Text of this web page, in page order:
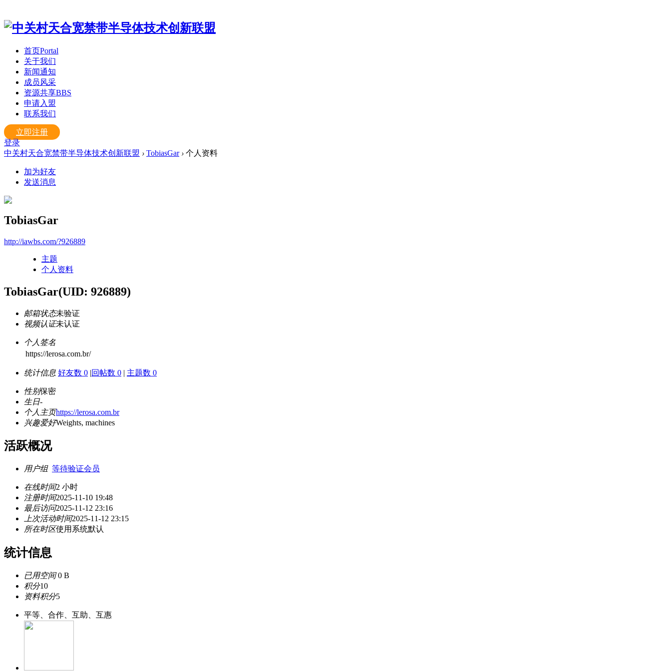
首页Portal
关于我们
新闻通知
成员风采
资源共享BBS
申请入盟
联系我们
立即注册
登录
中关村天合宽禁带半导体技术创新联盟 › TobiasGar › 个人资料
加为好友
发送消息
TobiasGar
http://iawbs.com/?926889
主题
个人资料
TobiasGar(UID: 926889)
邮箱状态未验证
视频认证未认证
个人签名
https://lerosa.com.br/
统计信息 好友数 0 |回帖数 0 | 主题数 0
性别保密
生日-
个人主页https://lerosa.com.br
兴趣爱好Weights, machines
活跃概况
用户组 等待验证会员
在线时间2 小时
注册时间2025-11-10 19:48
最后访问2025-11-12 23:16
上次活动时间2025-11-12 23:15
所在时区使用系统默认
统计信息
已用空间0 B
积分10
资料积分5
平等、合作、互助、互惠